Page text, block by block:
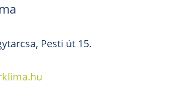
Pesti út 15.